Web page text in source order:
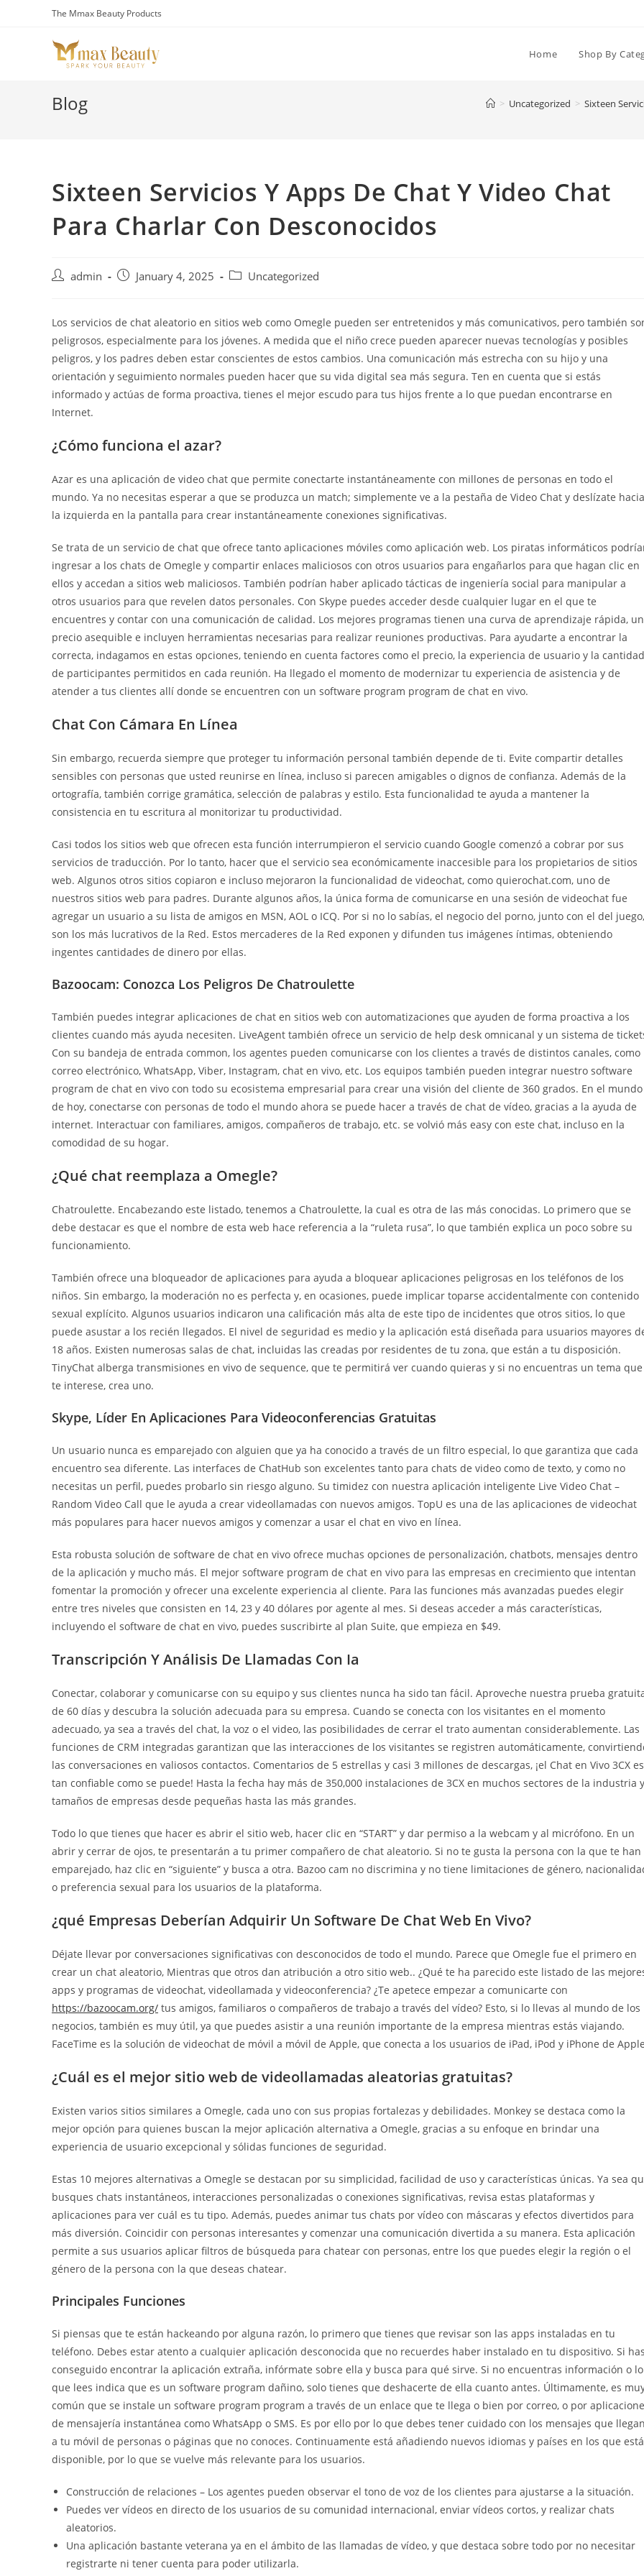
The Mmax Beauty Products
Home Shop By
Blog > Uncategorized > Sixteen
Sixteen Servicios Y Apps De Chat Y Video Chat
Para Charlar Con Desconocidos
Postadmin
Post January 4, 2025
Post Uncategorized
Los servicios de chat aleatorio en sitios web como Omegle pueden ser entretenidos y más comunicativos, pero también
peligrosos, especialmente para los jóvenes. A medida que el niño crece pueden aparecer nuevas tecnologías y posibles
peligros, y los padres deben estar conscientes de estos cambios. Una comunicación más estrecha con su hijo y una
orientación y seguimiento normales pueden hacer que su vida digital sea más segura. Ten en cuenta que si estás
informado y actúas de forma proactiva, tienes el mejor escudo para tus hijos frente a lo que puedan encontrarse en
Internet.
¿Cómo funciona el azar?
Azar es una aplicación de video chat que permite conectarte instantáneamente con millones de personas en todo el
mundo. Ya no necesitas esperar a que se produzca un match; simplemente ve a la pestaña de Video Chat y deslízate hacia
la izquierda en la pantalla para crear instantáneamente conexiones significativas.
Se trata de un servicio de chat que ofrece tanto aplicaciones móviles como aplicación web. Los piratas informáticos
ingresar a los chats de Omegle y compartir enlaces maliciosos con otros usuarios para engañarlos para que hagan clic en
ellos y accedan a sitios web maliciosos. También podrían haber aplicado tácticas de ingeniería social para manipular a
otros usuarios para que revelen datos personales. Con Skype puedes acceder desde cualquier lugar en el que te
encuentres y contar con una comunicación de calidad. Los mejores programas tienen una curva de aprendizaje rápida, un
precio asequible e incluyen herramientas necesarias para realizar reuniones productivas. Para ayudarte a encontrar la
correcta, indagamos en estas opciones, teniendo en cuenta factores como el precio, la experiencia de usuario y la cantidad
de participantes permitidos en cada reunión. Ha llegado el momento de modernizar tu experiencia de asistencia y de
atender a tus clientes allí donde se encuentren con un software program program de chat en vivo.
Chat Con Cámara En Línea
Sin embargo, recuerda siempre que proteger tu información personal también depende de ti. Evite compartir detalles
sensibles con personas que usted reunirse en línea, incluso si parecen amigables o dignos de confianza. Además de la
ortografía, también corrige gramática, selección de palabras y estilo. Esta funcionalidad te ayuda a mantener la
consistencia en tu escritura al monitorizar tu productividad.
Casi todos los sitios web que ofrecen esta función interrumpieron el servicio cuando Google comenzó a cobrar por sus
servicios de traducción. Por lo tanto, hacer que el servicio sea económicamente inaccesible para los propietarios de sitios
web. Algunos otros sitios copiaron e incluso mejoraron la funcionalidad de videochat, como quierochat.com, uno de
nuestros sitios web para padres. Durante algunos años, la única forma de comunicarse en una sesión de videochat fue
agregar un usuario a su lista de amigos en MSN, AOL o ICQ. Por si no lo sabías, el negocio del porno, junto con el del juego,
son los más lucrativos de la Red. Estos mercaderes de la Red exponen y difunden tus imágenes íntimas, obteniendo
ingentes cantidades de dinero por ellas.
Bazoocam: Conozca Los Peligros De Chatroulette
También puedes integrar aplicaciones de chat en sitios web con automatizaciones que ayuden de forma proactiva a los
clientes cuando más ayuda necesiten. LiveAgent también ofrece un servicio de help desk omnicanal y un sistema de
Con su bandeja de entrada common, los agentes pueden comunicarse con los clientes a través de distintos canales, como
correo electrónico, WhatsApp, Viber, Instagram, chat en vivo, etc. Los equipos también pueden integrar nuestro software
program de chat en vivo con todo su ecosistema empresarial para crear una visión del cliente de 360 grados. En el mundo
de hoy, conectarse con personas de todo el mundo ahora se puede hacer a través de chat de vídeo, gracias a la ayuda de
internet. Interactuar con familiares, amigos, compañeros de trabajo, etc. se volvió más easy con este chat, incluso en la
comodidad de su hogar.
¿Qué chat reemplaza a Omegle?
Chatroulette. Encabezando este listado, tenemos a Chatroulette, la cual es otra de las más conocidas. Lo primero que se
debe destacar es que el nombre de esta web hace referencia a la “ruleta rusa”, lo que también explica un poco sobre su
funcionamiento.
También ofrece una bloqueador de aplicaciones para ayuda a bloquear aplicaciones peligrosas en los teléfonos de los
niños. Sin embargo, la moderación no es perfecta y, en ocasiones, puede implicar toparse accidentalmente con contenido
sexual explícito. Algunos usuarios indicaron una calificación más alta de este tipo de incidentes que otros sitios, lo que
puede asustar a los recién llegados. El nivel de seguridad es medio y la aplicación está diseñada para usuarios mayores
18 años. Existen numerosas salas de chat, incluidas las creadas por residentes de tu zona, que están a tu disposición.
TinyChat alberga transmisiones en vivo de sequence, que te permitirá ver cuando quieras y si no encuentras un tema que
te interese, crea uno.
Skype, Líder En Aplicaciones Para Videoconferencias Gratuitas
Un usuario nunca es emparejado con alguien que ya ha conocido a través de un filtro especial, lo que garantiza que cada
encuentro sea diferente. Las interfaces de ChatHub son excelentes tanto para chats de video como de texto, y como no
necesitas un perfil, puedes probarlo sin riesgo alguno. Su timidez con nuestra aplicación inteligente Live Video Chat –
Random Video Call que le ayuda a crear videollamadas con nuevos amigos. TopU es una de las aplicaciones de videochat
más populares para hacer nuevos amigos y comenzar a usar el chat en vivo en línea.
Esta robusta solución de software de chat en vivo ofrece muchas opciones de personalización, chatbots, mensajes dentro
de la aplicación y mucho más. El mejor software program de chat en vivo para las empresas en crecimiento que intentan
fomentar la promoción y ofrecer una excelente experiencia al cliente. Para las funciones más avanzadas puedes elegir
entre tres niveles que consisten en 14, 23 y 40 dólares por agente al mes. Si deseas acceder a más características,
incluyendo el software de chat en vivo, puedes suscribirte al plan Suite, que empieza en $49.
Transcripción Y Análisis De Llamadas Con Ia
Conectar, colaborar y comunicarse con su equipo y sus clientes nunca ha sido tan fácil. Aproveche nuestra prueba
de 60 días y descubra la solución adecuada para su empresa. Cuando se conecta con los visitantes en el momento
adecuado, ya sea a través del chat, la voz o el video, las posibilidades de cerrar el trato aumentan considerablemente. Las
funciones de CRM integradas garantizan que las interacciones de los visitantes se registren automáticamente,
las conversaciones en valiosos contactos. Comentarios de 5 estrellas y casi 3 millones de descargas, ¡el Chat en Vivo 3CX es
tan confiable como se puede! Hasta la fecha hay más de 350,000 instalaciones de 3CX en muchos sectores de la industria y
tamaños de empresas desde pequeñas hasta las más grandes.
Todo lo que tienes que hacer es abrir el sitio web, hacer clic en “START” y dar permiso a la webcam y al micrófono. En un
abrir y cerrar de ojos, te presentarán a tu primer compañero de chat aleatorio. Si no te gusta la persona con la que te han
emparejado, haz clic en “siguiente” y busca a otra. Bazoo cam no discrimina y no tiene limitaciones de género,
o preferencia sexual para los usuarios de la plataforma.
¿qué Empresas Deberían Adquirir Un Software De Chat Web En Vivo?
Déjate llevar por conversaciones significativas con desconocidos de todo el mundo. Parece que Omegle fue el primero en
crear un chat aleatorio, Mientras que otros dan atribución a otro sitio web.. ¿Qué te ha parecido este listado de las
apps y programas de videochat, videollamada y videoconferencia? ¿Te apetece empezar a comunicarte con
https://bazoocam.org/ tus amigos, familiaros o compañeros de trabajo a través del vídeo? Esto, si lo llevas al mundo de los
negocios, también es muy útil, ya que puedes asistir a una reunión importante de la empresa mientras estás viajando.
FaceTime es la solución de videochat de móvil a móvil de Apple, que conecta a los usuarios de iPad, iPod y iPhone de
¿Cuál es el mejor sitio web de videollamadas aleatorias gratuitas?
Existen varios sitios similares a Omegle, cada uno con sus propias fortalezas y debilidades. Monkey se destaca como la
mejor opción para quienes buscan la mejor aplicación alternativa a Omegle, gracias a su enfoque en brindar una
experiencia de usuario excepcional y sólidas funciones de seguridad.
Estas 10 mejores alternativas a Omegle se destacan por su simplicidad, facilidad de uso y características únicas. Ya sea
busques chats instantáneos, interacciones personalizadas o conexiones significativas, revisa estas plataformas y
aplicaciones para ver cuál es tu tipo. Además, puedes animar tus chats por vídeo con máscaras y efectos divertidos para
más diversión. Coincidir con personas interesantes y comenzar una comunicación divertida a su manera. Esta aplicación
permite a sus usuarios aplicar filtros de búsqueda para chatear con personas, entre los que puedes elegir la región o el
género de la persona con la que deseas chatear.
Principales Funciones
Si piensas que te están hackeando por alguna razón, lo primero que tienes que revisar son las apps instaladas en tu
teléfono. Debes estar atento a cualquier aplicación desconocida que no recuerdes haber instalado en tu dispositivo. Si has
conseguido encontrar la aplicación extraña, infórmate sobre ella y busca para qué sirve. Si no encuentras información o lo
que lees indica que es un software program dañino, solo tienes que deshacerte de ella cuanto antes. Últimamente, es
común que se instale un software program program a través de un enlace que te llega o bien por correo, o por
de mensajería instantánea como WhatsApp o SMS. Es por ello por lo que debes tener cuidado con los mensajes que llegan
a tu móvil de personas o páginas que no conoces. Continuamente está añadiendo nuevos idiomas y países en los que está
disponible, por lo que se vuelve más relevante para los usuarios.
Construcción de relaciones – Los agentes pueden observar el tono de voz de los clientes para ajustarse a la situación.
Puedes ver vídeos en directo de los usuarios de su comunidad internacional, enviar vídeos cortos, y realizar chats
aleatorios.
Una aplicación bastante veterana ya en el ámbito de las llamadas de vídeo, y que destaca sobre todo por no necesitar
registrarte ni tener cuenta para poder utilizarla.